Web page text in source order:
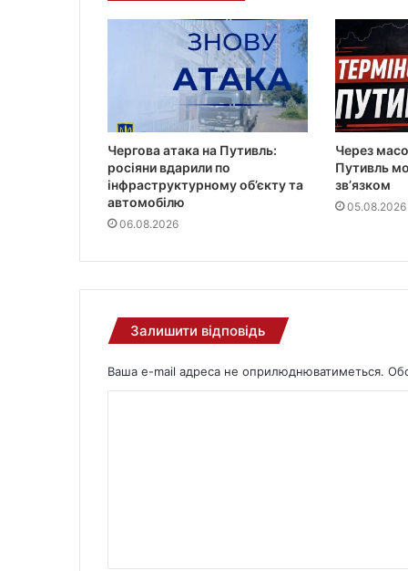
Чергова атака на Путивль:
росіяни вдарили по
інфраструктурному об’єкту та
автомобілю
06.08.2026
Через
Путивль
звʼязком
05.08.2026
Залишити відповідь
Ваша e-mail адреса не оприлюднюватиметься.